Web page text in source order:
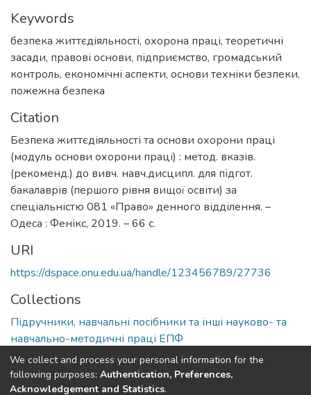
Keywords
безпека життєдіяльності, охорона праці, теоретичні
засади, правові основи, підприємство, громадський
контроль, економічні аспекти, основи техніки безпеки,
пожежна безпека
Citation
Безпека життєдіяльності та основи охорони праці
(модуль основи охорони праці) : метод. вказів.
(рекоменд.) до вивч. навч.дисципл. для підгот.
бакалаврів (першого рівня вищої освіти) за
спеціальністю 081 «Право» денного відділення. –
Одеса : Фенікс, 2019. – 66 с.
URI
https://dspace.onu.edu.ua/handle/123456789/27736
Collections
Підручники, навчальні посібники та інші науково- та
навчально-методичні праці ЕПФ
Full item page
We collect and process your personal information for the
following purposes: Authentication, Preferences,
Acknowledgement and Statistics.